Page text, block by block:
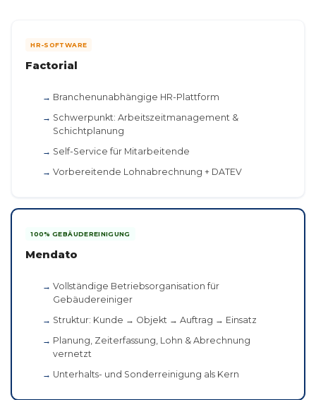
HR-SOFTWARE
Factorial
Branchenunabhängige HR-Plattform
Schwerpunkt: Arbeitszeitmanagement &
Schichtplanung
Self-Service für Mitarbeitende
Vorbereitende Lohnabrechnung + DATEV
100% GEBÄUDEREINIGUNG
Mendato
Vollständige Betriebsorganisation für
Gebäudereiniger
Struktur: Kunde → Objekt → Auftrag → Einsatz
Planung, Zeiterfassung, Lohn & Abrechnung
vernetzt
Unterhalts- und Sonderreinigung als Kern